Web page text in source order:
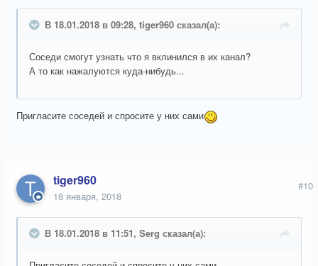
В 18.01.2018 в 09:28, tiger960 сказал(а):
Соседи смогут узнать что я вклинился в их канал?
А то как нажалуются куда-нибудь...
Пригласите соседей и спросите у них сами
tiger960
18 января, 2018
#10
В 18.01.2018 в 11:51, Serg сказал(а):